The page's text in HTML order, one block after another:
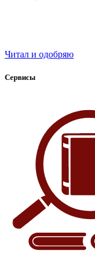
Читал и одобряю
Сервисы